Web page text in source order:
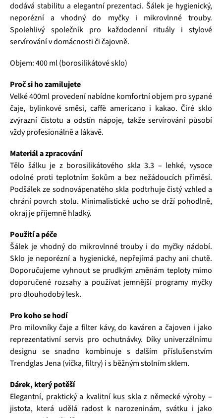
dodává stabilitu a elegantní prezentaci. Šálek je hygienický,
neporézní a vhodný do myčky i mikrovlnné trouby.
Spolehlivý společník pro každodenní rituály i stylové
servírování v domácnosti či čajovně.
Objem: 400 ml (borosilikátové sklo)
Proč si ho zamilujete
Velké 400ml provedení nabídne komfortní objem pro sypané
čaje, bylinkové směsi, caffè americano i kakao. Čiré sklo
zvýrazní čistotu a odstín nápoje, takže servírování působí
vždy profesionálně a lákavě.
Materiál a zpracování
Tělo šálku je z borosilikátového skla 3.3 – lehké, vysoce
odolné proti teplotním šokům a bez nežádoucích příměsí.
Podšálek ze sodnovápenatého skla podtrhuje čistý vzhled a
chrání povrch stolu. Minimalistické ucho se drží pohodlně,
okraj je příjemně hladký.
Použití a péče
Šálek je vhodný do mikrovlnné trouby i do myčky nádobí.
Sklo je neporézní a hygienické, nepřejímá pachy ani chutě.
Doporučujeme vyhnout se prudkým změnám teploty mimo
doporučené rozsahy a používat jemnější programy myčky
pro dlouhodobý lesk.
Pro koho se hodí
Pro milovníky čaje a filter kávy, do kaváren a čajoven i jako
reprezentativní servis pro ochutnávky. Díky univerzálnímu
designu se snadno kombinuje s dalším příslušenstvím
Trendglas Jena (víčka, filtry) i s běžným stolním sklem.
Dárek, který potěší
Elegantní, praktický a kvalitní kus skla z německé výroby –
jistota, která udělá radost k narozeninám, svátku i jako